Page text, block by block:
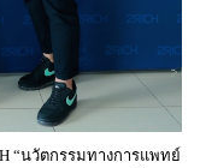
“นวัตกรรมทางการแพทย์